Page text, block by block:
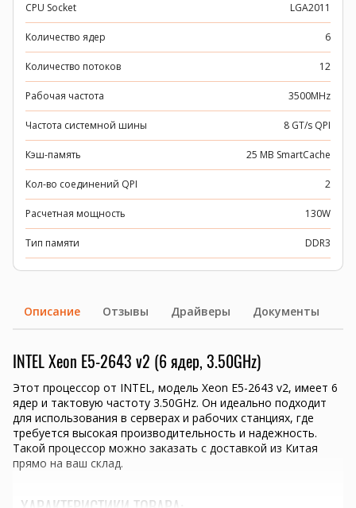
CPU Socket LGA2011
Количество ядер 6
Количество потоков 12
Рабочая частота 3500MHz
Частота системной шины 8 GT/s QPI
Кэш-память 25 MB SmartCache
Кол-во соединений QPI 2
Расчетная мощность 130W
Тип памяти DDR3
Описание Отзывы Драйверы Документы
INTEL Xeon E5-2643 v2 (6 ядер, 3.50GHz)
Этот процессор от INTEL, модель Xeon E5-2643 v2, имеет 6
ядер и тактовую частоту 3.50GHz. Он идеально подходит
для использования в серверах и рабочих станциях, где
требуется высокая производительность и надежность.
Такой процессор можно заказать с доставкой из Китая
прямо на ваш склад.